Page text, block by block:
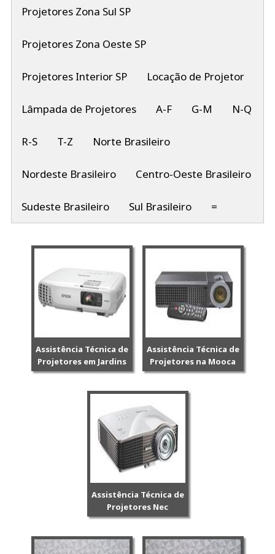
Projetores Zona Sul SP
Projetores Zona Oeste SP
Projetores Interior SP Locação de Projetor
Lâmpada de Projetores A-F G-M N-Q
R-S T-Z Norte Brasileiro
Nordeste Brasileiro Centro-Oeste Brasileiro
Sudeste Brasileiro Sul Brasileiro =
Assistência Técnica de
Projetores em Jardins
Assistência Técnica de
Projetores na Mooca
Assistência Técnica de
Projetores Nec